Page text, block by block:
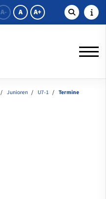
A- A A+
Junioren U7-1 Termine